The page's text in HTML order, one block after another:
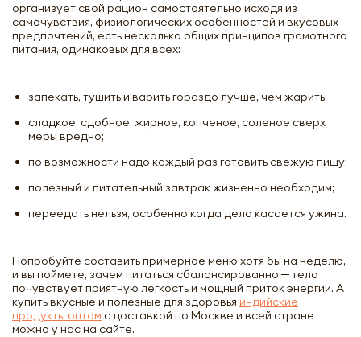
организует свой рацион самостоятельно исходя из
самочувствия, физиологических особенностей и вкусовых
предпочтений, есть несколько общих принципов грамотного
питания, одинаковых для всех:
запекать, тушить и варить гораздо лучше, чем жарить;
сладкое, сдобное, жирное, копченое, соленое сверх
меры вредно;
по возможности надо каждый раз готовить свежую пищу;
полезный и питательный завтрак жизненно необходим;
переедать нельзя, особенно когда дело касается ужина.
Попробуйте составить примерное меню хотя бы на неделю,
и вы поймете, зачем питаться сбалансированно ─ тело
почувствует приятную легкость и мощный приток энергии. А
купить вкусные и полезные для здоровья индийские
продукты оптом с доставкой по Москве и всей стране
можно у нас на сайте.